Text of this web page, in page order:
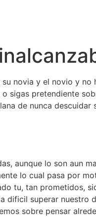
novia y el novio y no
sigas pretendiente
de nunca descuidar
aunque lo son aun
lo cual pasa por
tu, tan prometidos,
dificil superar nuestro
sobre pensar